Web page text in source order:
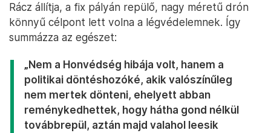
Rácz állítja, a fix pályán repülő, nagy méretű drón
könnyű célpont lett volna a légvédelemnek. Így
summázza az egészet:
„Nem a Honvédség hibája volt, hanem a
politikai döntéshozóké, akik valószínűleg
nem mertek dönteni, ehelyett abban
reménykedhettek, hogy hátha gond nélkül
továbbrepül, aztán majd valahol leesik